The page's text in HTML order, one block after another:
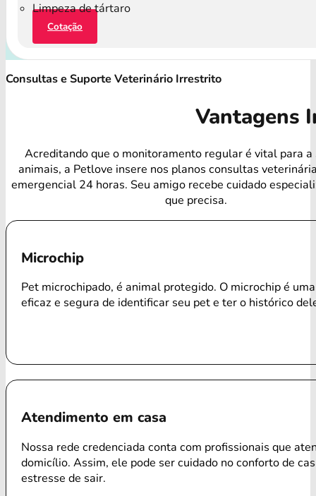
Limpeza de tártaro
Cotação
Consultas e Suporte Veterinário Irrestrito
Vantagens
Acreditando que o monitoramento regular é vital para a
animais, a Petlove insere nos planos consultas
emergencial 24 horas. Seu amigo recebe cuidado
que precisa.
Microchip
Pet microchipado, é animal protegido. O microchip é
eficaz e segura de identificar seu pet e ter o histórico
Atendimento em casa
Nossa rede credenciada conta com profissionais que
domicílio. Assim, ele pode ser cuidado no conforto de
estresse de sair.